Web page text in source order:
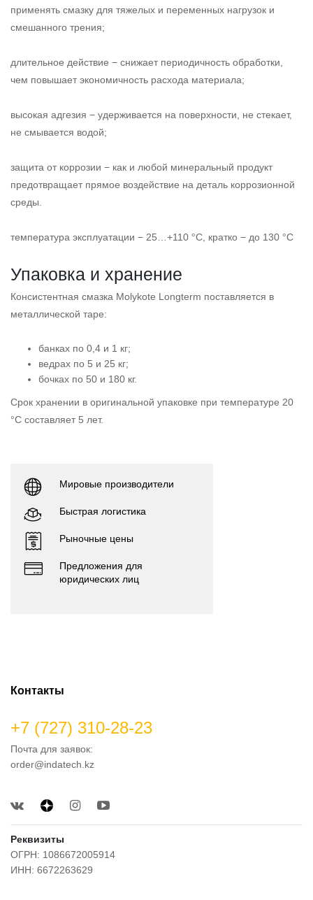
применять смазку для тяжелых и переменных нагрузок и
смешанного трения;
длительное действие − снижает периодичность обработки,
чем повышает экономичность расхода материала;
высокая адгезия − удерживается на поверхности, не стекает,
не смывается водой;
защита от коррозии − как и любой минеральный продукт
предотвращает прямое воздействие на деталь коррозионной
среды.
температура эксплуатации − 25…+110 °С, кратко − до 130 °С
Упаковка и хранение
Консистентная смазка Molykote Longterm поставляется в
металлической таре:
банках по 0,4 и 1 кг;
ведрах по 5 и 25 кг;
бочках по 50 и 180 кг.
Срок хранении в оригинальной упаковке при температуре 20
°С составляет 5 лет.
Мировые производители
Быстрая логистика
Рыночные цены
Предложения для
юридических лиц
Контакты
+7 (727) 310-28-23
Почта для заявок:
order@indatech.kz
Реквизиты
ОГРН: 1086672005914
ИНН: 6672263629